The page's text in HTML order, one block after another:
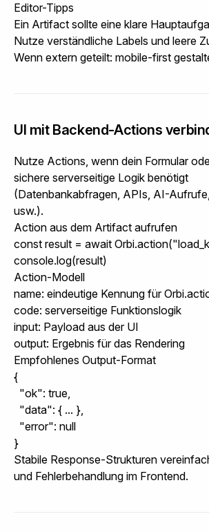
Editor-Tipps
Ein Artifact sollte eine klare
Nutze verständliche Labels und leere
Wenn extern geteilt: mobile-first
UI mit Backend-Actions
Nutze Actions, wenn dein Formular
sichere serverseitige Logik benötigt
(Datenbankabfragen, APIs, AI-
usw.).
Action aus dem Artifact aufrufen
const result = await
console.log(result)
Action-Modell
name: eindeutige Kennung für
code: serverseitige Funktionslogik
input: Payload aus der UI
output: Ergebnis für das Rendering
Empfohlenes Output-Format
{
  "ok": true,
  "data": { ... },
  "error": null
}
Stabile Response-Strukturen
und Fehlerbehandlung im Frontend.